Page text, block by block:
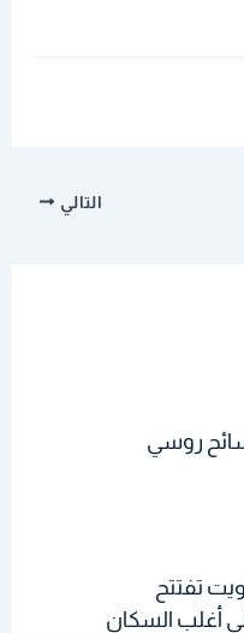
التالي
تفتتح
أغلب السكان